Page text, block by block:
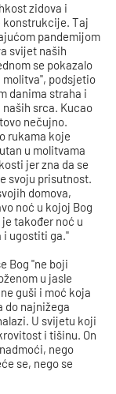
zidova i
konstrukcije. Taj
pandemijom
svijet naših
se pokazalo
molitva", podsjetio
danima straha i
srca. Kucao
nečujno.
rukama koje
u molitvama
jer zna da se
svoju prisutnost.
domova,
noć u kojoj Bog
također noć u
i ugostiti ga."
Bog "ne boji
u jasle
guši i moć koja
do najnižega
U svijetu koji
i tišinu. On
nego
se, nego se